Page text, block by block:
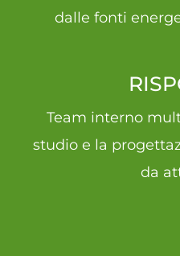
dalle fonti
Team interno
studio e la
da